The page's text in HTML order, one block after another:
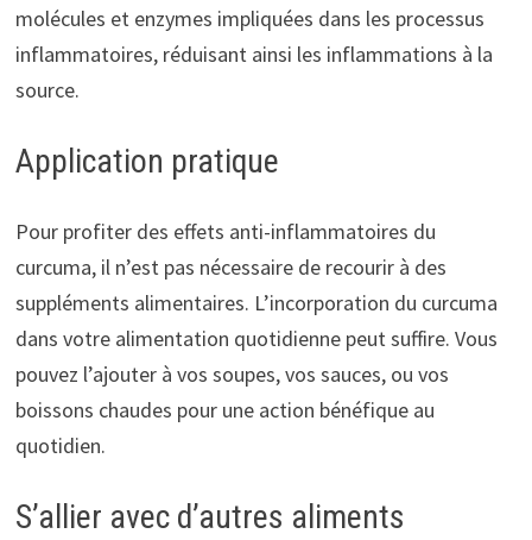
molécules et enzymes impliquées dans les processus
inflammatoires, réduisant ainsi les inflammations à la
source.
Application pratique
Pour profiter des effets anti-inflammatoires du
curcuma, il n’est pas nécessaire de recourir à des
suppléments alimentaires. L’incorporation du curcuma
dans votre alimentation quotidienne peut suffire. Vous
pouvez l’ajouter à vos soupes, vos sauces, ou vos
boissons chaudes pour une action bénéfique au
quotidien.
S’allier avec d’autres aliments